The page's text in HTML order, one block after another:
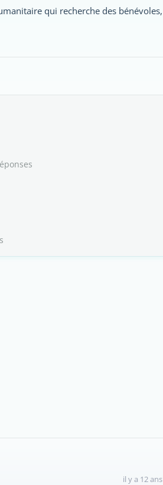
qui recherche des bénévoles,
il y a 12 ans